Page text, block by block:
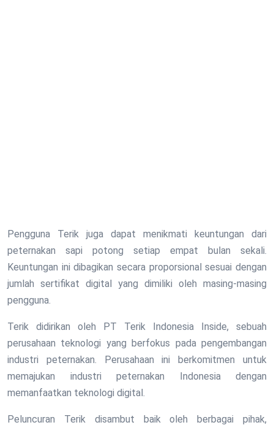
Pengguna Terik juga dapat menikmati keuntungan dari
peternakan sapi potong setiap empat bulan sekali.
Keuntungan ini dibagikan secara proporsional sesuai dengan
jumlah sertifikat digital yang dimiliki oleh masing-masing
pengguna.
Terik didirikan oleh PT Terik Indonesia Inside, sebuah
perusahaan teknologi yang berfokus pada pengembangan
industri peternakan. Perusahaan ini berkomitmen untuk
memajukan industri peternakan Indonesia dengan
memanfaatkan teknologi digital.
Peluncuran Terik disambut baik oleh berbagai pihak,